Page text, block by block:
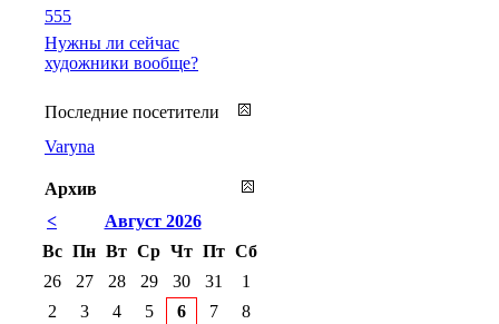
555
Нужны ли сейчас
художники вообще?
Последние посетители
Varyna
Архив
<
Август 2026
Вс Пн Вт Ср Чт Пт Сб
26
27 28 29 30 31
1
2
3 4 5 6 7
8